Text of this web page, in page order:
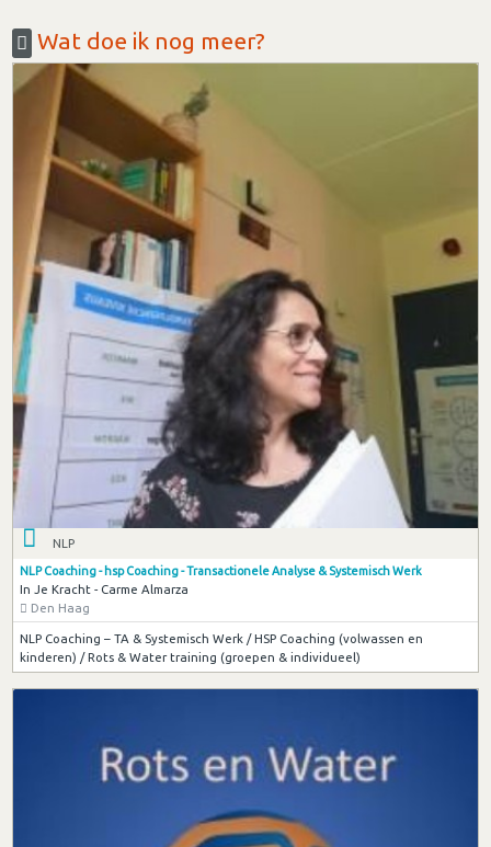
Wat doe ik nog meer?
NLP
NLP Coaching - hsp Coaching - Transactionele Analyse & Systemisch Werk
In Je Kracht - Carme Almarza
Den Haag
NLP Coaching – TA & Systemisch Werk / HSP Coaching (volwassen en
kinderen) / Rots & Water training (groepen & individueel)